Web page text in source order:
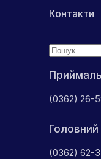
(0362) 26-
(0362) 62-
Контакти